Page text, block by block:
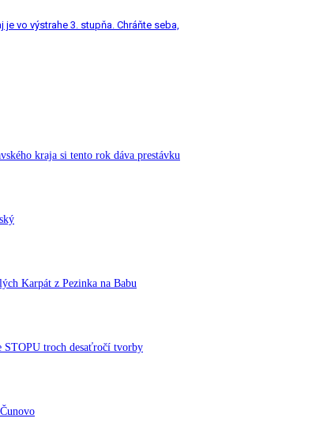
vo výstrahe 3. stupňa. Chráňte seba,
kraja si tento rok dáva prestávku
Karpát z Pezinka na Babu
STOPU troch desaťročí tvorby